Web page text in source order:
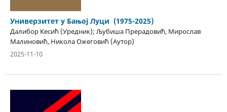
Универзитет у Бањој Луци (1975-2025)
Далибор Кесић (Уредник); Љубиша Прерадовић, Мирослав
Малиновић, Никола Ожеговић (Аутор)
2025-11-10